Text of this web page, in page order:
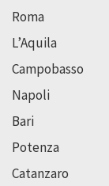
Roma
L’Aquila
Campobasso
Napoli
Bari
Potenza
Catanzaro